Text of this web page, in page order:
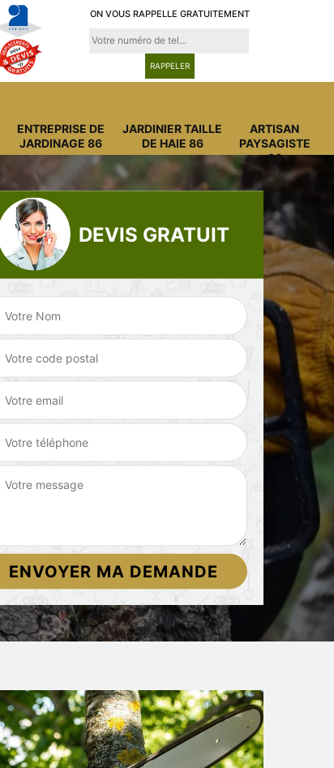
ON VOUS RAPPELLE GRATUITEMENT
ENTREPRISE DE
JARDINAGE 86
JARDINIER TAILLE
DE HAIE 86
ARTISAN
PAYSAGISTE
86
Entreprise de
jardinage 86
DEVIS GRATUIT